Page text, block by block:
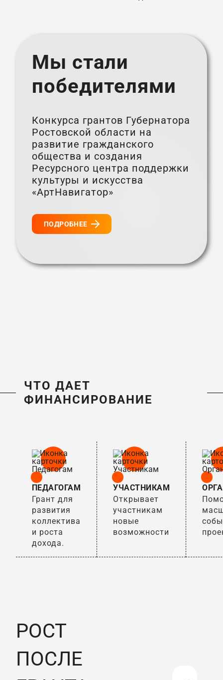
Мы стали
победителями
Конкурса грантов Губернатора
Ростовской области на
развитие гражданского
общества и создания
Ресурсного центра поддержки
культуры и искусства
«АртНавигатор»
ПОДРОБНЕЕ
ЧТО ДАЕТ
ФИНАНСИРОВАНИЕ
ПЕДАГОГАМ
Грант для
развития
коллектива
и роста
дохода.
УЧАСТНИКАМ
Открывает
участникам
новые
возможности
РОСТ
ПОСЛЕ